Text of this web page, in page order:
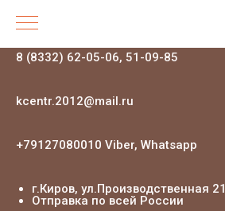
8 (8332) 62-05-06, 51-09-85
kcentr.2012@mail.ru
+79127080010 Viber, Whatsapp
г.Киров, ул.Производственная 21
Отправка по всей России